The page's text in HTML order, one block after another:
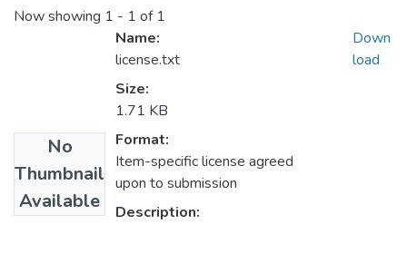
Now showing 1 - 1 of 1
No
Thumbnail
Available
Name:
license.txt
Size:
1.71 KB
Format:
Item-specific license agreed
upon to submission
Description:
Down
load